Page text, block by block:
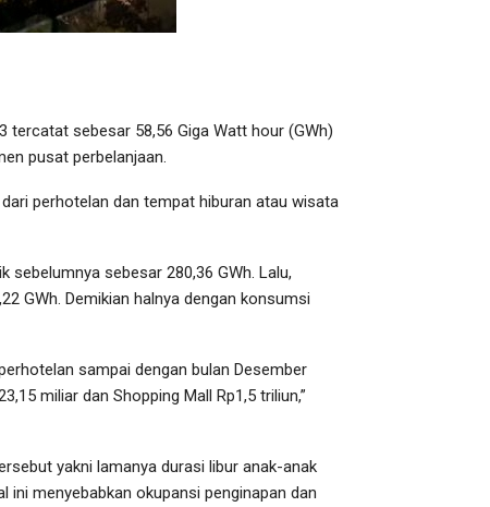
tercatat sebesar 58,56 Giga Watt hour (GWh)
pusat perbelanjaan.
perhotelan dan tempat hiburan atau wisata
sebesar 280,36 GWh. Lalu,
GWh. Demikian halnya dengan konsumsi
sampai dengan bulan Desember
miliar dan Shopping Mall Rp1,5 triliun,”
yakni lamanya durasi libur anak-anak
ini menyebabkan okupansi penginapan dan